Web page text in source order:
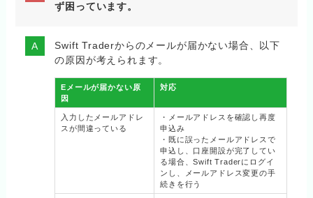
ず困っています。
Swift Traderからのメールが届かない場合、以下
の原因が考えられます。
Eメールが届かない原
因
対応
入力したメールアドレ
スが間違っている
・メールアドレスを確認し再度
申込み
・既に誤ったメールアドレスで
申込し、口座開設が完了してい
る場合、Swift Traderにログイ
ンし、メールアドレス変更の手
続きを行う